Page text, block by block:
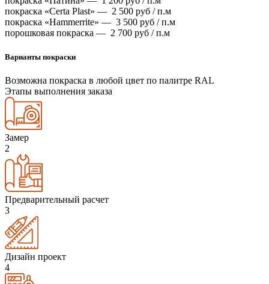
покраска «Certa Plast» — 2 500 руб / п.м
покраска «Hammerrite» — 3 500 руб / п.м
порошковая покраска — 2 700 руб / п.м
Варианты покраски
Возможна покраска в любой цвет по палитре RAL
Этапы выполнения заказа
Замер
2
Предварительный расчет
3
Дизайн проект
4